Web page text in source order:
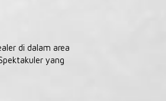
di dalam area
yang